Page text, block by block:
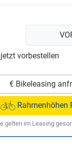
vorbestellen
€ Bikeleasing
Rahmenhöhen
gelten im Leasing